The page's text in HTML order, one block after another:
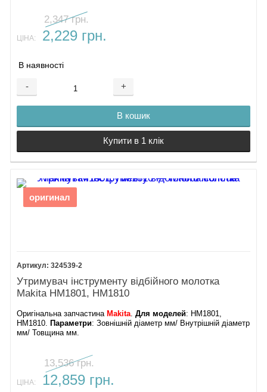
2,347 грн.
ЦІНА: 2,229 грн.
В наявності
- +
В кошик
Купити в 1 клік
оригинал
324539-2
Утримувач інструменту відбійного молотка
Makita HM1801, HM1810
Оригінальна запчастина Makita .Для моделей: HM1801,
HM1810.
Параметри: Зовнішній діаметр мм/ Внутрішній діаметр
мм/ Товщина мм.
13,536 грн.
ЦІНА: 12,859 грн.